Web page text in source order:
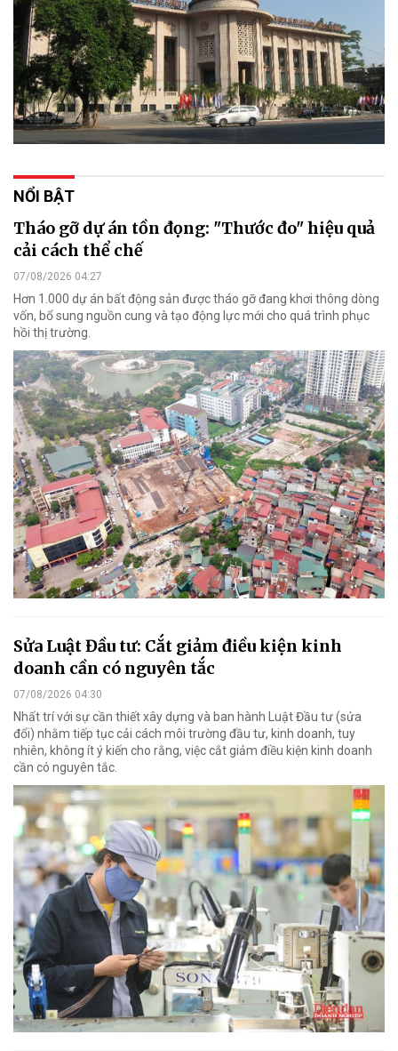
NỔI BẬT
Tháo gỡ dự án tồn đọng: "Thước đo" hiệu quả
cải cách thể chế
07/08/2026 04:27
Hơn 1.000 dự án bất động sản được tháo gỡ đang khơi thông dòng
vốn, bổ sung nguồn cung và tạo động lực mới cho quá trình phục
hồi thị trường.
Sửa Luật Đầu tư: Cắt giảm điều kiện kinh
doanh cần có nguyên tắc
07/08/2026 04:30
Nhất trí với sự cần thiết xây dựng và ban hành Luật Đầu tư (sửa
đổi) nhằm tiếp tục cải cách môi trường đầu tư, kinh doanh, tuy
nhiên, không ít ý kiến cho rằng, việc cắt giảm điều kiện kinh doanh
cần có nguyên tắc.